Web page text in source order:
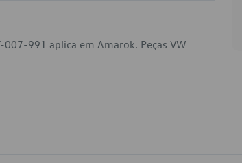
991 aplica em Amarok. Peças VW